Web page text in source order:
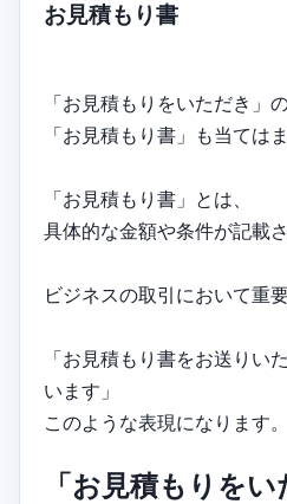
お見積もり書
「お見積もりをいただき」
「お見積もり書」も当ては
「お見積もり書」とは、
具体的な金額や条件が記載
ビジネスの取引において重
「お見積もり書をお送りい
います」
このような表現になります。
「お見積もりを